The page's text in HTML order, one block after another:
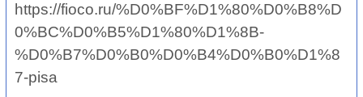
https://fioco.ru/%D0%BF%D1%80%D0%B8%D
0%BC%D0%B5%D1%80%D1%8B-
%D0%B7%D0%B0%D0%B4%D0%B0%D1%8
7-pisa